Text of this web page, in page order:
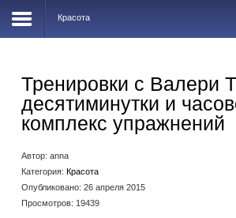
Красота
Тренировки с Валери
десятиминутки и
комплекс упражнений
Автор: anna
Категория: Красота
Опубликовано: 26 апреля 2015
Просмотров: 19439